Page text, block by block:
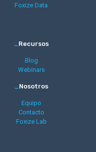
Foxize Data
Recursos
Blog
Webinars
Nosotros
Equipo
Contacto
Foxize Lab